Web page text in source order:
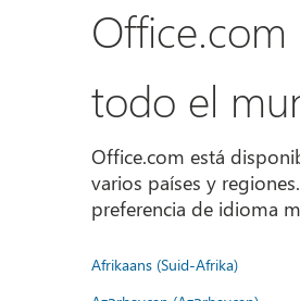
Office.com
todo el
Office.com está
varios países y
preferencia de idioma
Afrikaans (Suid-Afrika)